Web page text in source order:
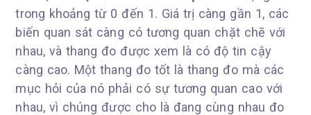
trong khoảng từ 0 đến 1. Giá trị càng gần 1, các
biến quan sát càng có tương quan chặt chẽ với
nhau, và thang đo được xem là có độ tin cậy
càng cao. Một thang đo tốt là thang đo mà các
mục hỏi của nó phải có sự tương quan cao với
nhau, vì chúng được cho là đang cùng nhau đo